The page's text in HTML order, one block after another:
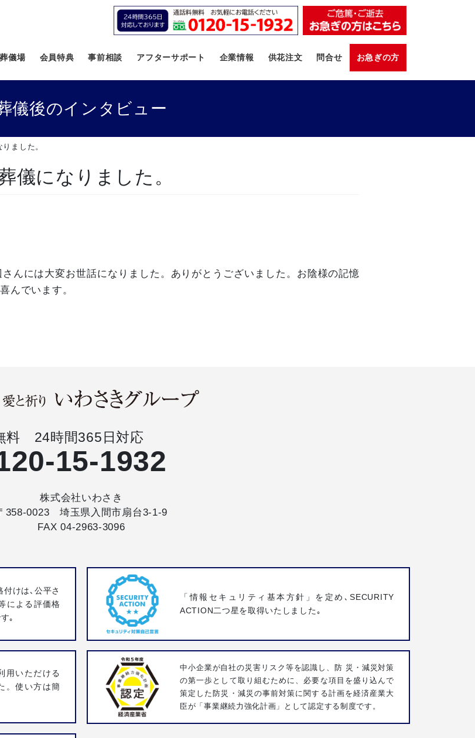
葬儀場 会員特典 事前相談 アフターサポート 企業情報 供花注文 問合せ お急ぎの方
儀後のインタビュー
ました。
儀になりました。
んには大変お世話になりました。ありがとうございました。お陰様の記憶
んでいます。
料 24時間365日対応
15-1932
株式会社いわさき
358-0023 埼玉県入間市扇台3-1-9
FAX 04-2963-3096
けは､公平さ
による評価格
｡
「情報セキュリティ基本方針」を定め､SECURITY
ACTION二つ星を取得いたしました｡
用いただける
。使い方は簡
中小企業が自社の災害リスク等を認識し、防 災・減災対策
の第一歩として取り組むために、必要な項目を盛り込んで
策定した防災・減災の事前対策に関する計画を経済産業大
臣が「事業継続力強化計画」として認定する制度です。